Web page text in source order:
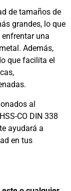
de tamaños de
grandes, lo que
una
Además,
que facilita el
al
CO DIN 338
ayudará a
en tus